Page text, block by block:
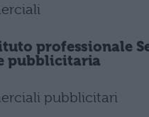
professionale
pubblicitaria
pubblicitari